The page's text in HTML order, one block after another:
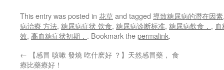
This entry was posted in 花草and tagged 導致糖尿病的潛在因素
病治療 方法, 糖尿病症状 饮食, 糖尿病诊断标准, 糖尿病飲食， ,
效, 高血糖症状初期， . Bookmark thepermalink.
← 【感冒 咳嗽 發燒 吃什麽好 ？】天然感冒藥， 食
療比藥療好！